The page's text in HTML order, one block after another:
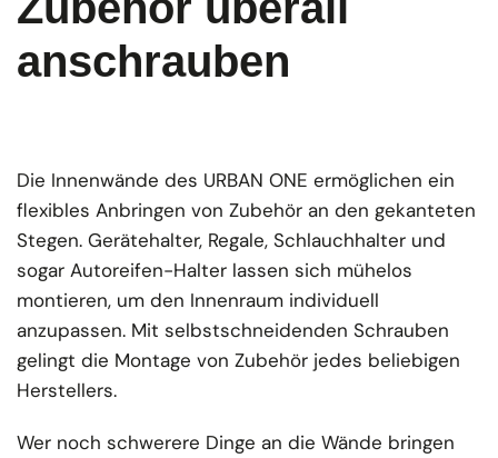
anschrauben
Die Innenwände des URBAN ONE ermöglichen ein
flexibles Anbringen von Zubehör an den gekanteten
Stegen. Gerätehalter, Regale, Schlauchhalter und
sogar Autoreifen-Halter lassen sich mühelos
montieren, um den Innenraum individuell
anzupassen. Mit selbstschneidenden Schrauben
gelingt die Montage von Zubehör jedes beliebigen
Herstellers.
Wer noch schwerere Dinge an die Wände bringen